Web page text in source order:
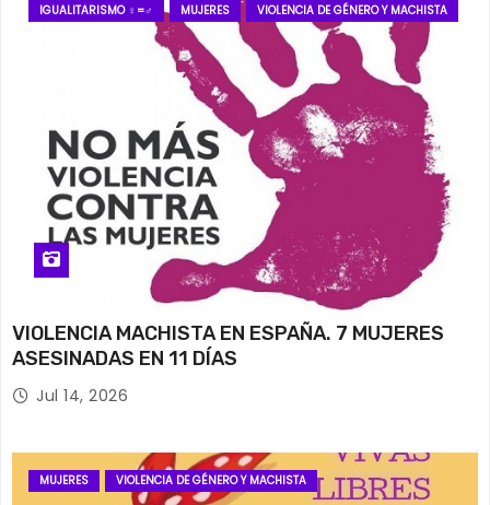
IGUALITARISMO ♀=♂ MUJERES VIOLENCIA DE GÉNERO Y MACHISTA
VIOLENCIA MACHISTA EN ESPAÑA. 7 MUJERES
ASESINADAS EN 11 DÍAS
Jul 14, 2026
MUJERES VIOLENCIA DE GÉNERO Y MACHISTA